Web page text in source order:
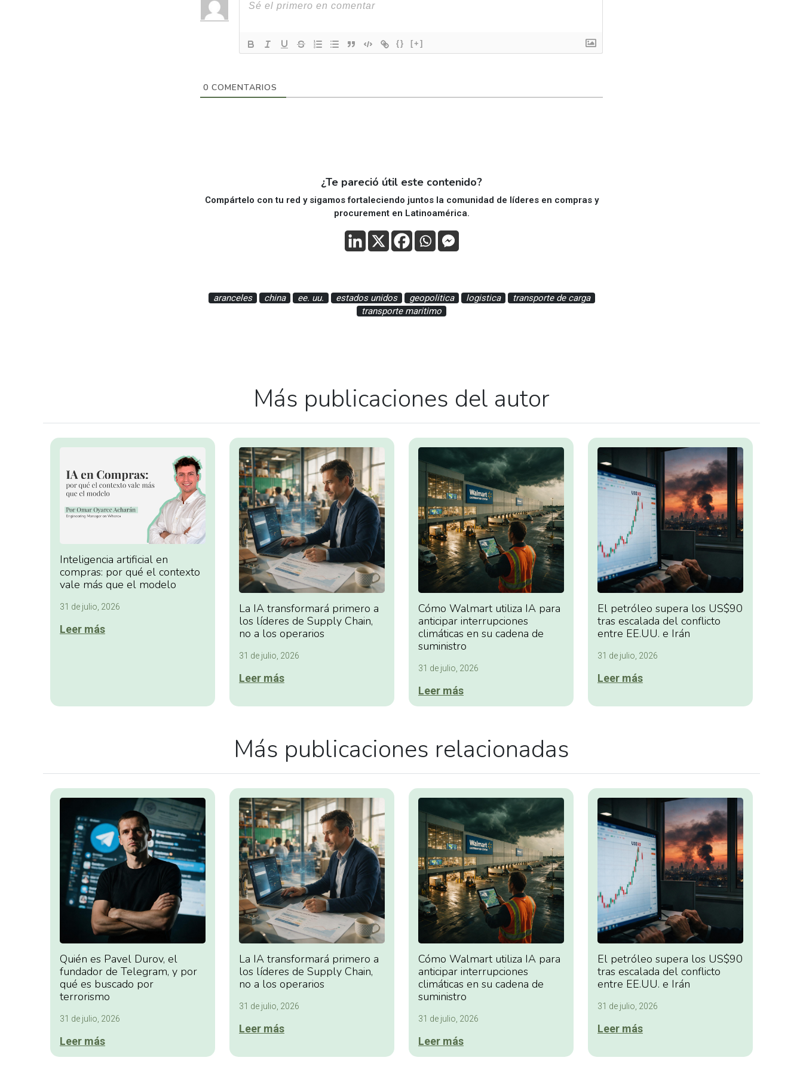
{} [+]
0 COMENTARIOS
¿Te pareció útil este contenido?
Compártelo con tu red y sigamos fortaleciendo juntos la comunidad de líderes en compras y
procurement en Latinoamérica.
aranceles china ee. uu. estados unidos geopolitica logistica
transporte de carga
transporte maritimo
Más publicaciones del autor
Inteligencia artificial en
compras: por qué el contexto
vale más que el modelo
31 de julio, 2026
Leer más
La IA transformará primero a
los líderes de Supply Chain,
no a los operarios
31 de julio, 2026
Leer más
Cómo Walmart utiliza IA para
anticipar interrupciones
climáticas en su cadena de
suministro
31 de julio, 2026
Leer más
El petróleo supera los US$90
tras escalada del conflicto
entre EE.UU. e Irán
31 de julio, 2026
Leer más
Más publicaciones relacionadas
Quién es Pavel Durov, el
fundador de Telegram, y por
qué es buscado por
terrorismo
31 de julio, 2026
Leer más
La IA transformará primero a
los líderes de Supply Chain,
no a los operarios
31 de julio, 2026
Leer más
Cómo Walmart utiliza IA para
anticipar interrupciones
climáticas en su cadena de
suministro
31 de julio, 2026
Leer más
El petróleo supera los US$90
tras escalada del conflicto
entre EE.UU. e Irán
31 de julio, 2026
Leer más